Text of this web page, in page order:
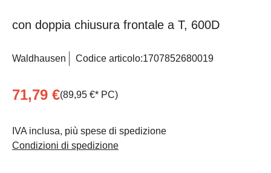
con doppia chiusura frontale a T, 600D
Waldhausen Codice articolo:1707852680019
71,79 €(89,95 €* PC)
IVA inclusa, più spese di spedizione
Condizioni di spedizione